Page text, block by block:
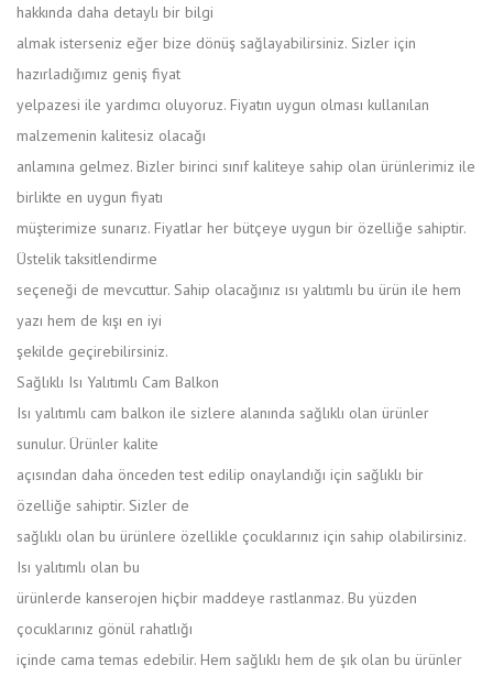
hakkında daha detaylı bir bilgi
almak isterseniz eğer bize dönüş sağlayabilirsiniz. Sizler için
hazırladığımız geniş fiyat
yelpazesi ile yardımcı oluyoruz. Fiyatın uygun olması kullanılan
malzemenin kalitesiz olacağı
anlamına gelmez. Bizler birinci sınıf kaliteye sahip olan ürünlerimiz ile
birlikte en uygun fiyatı
müşterimize sunarız. Fiyatlar her bütçeye uygun bir özelliğe sahiptir.
Üstelik taksitlendirme
seçeneği de mevcuttur. Sahip olacağınız ısı yalıtımlı bu ürün ile hem
yazı hem de kışı en iyi
şekilde geçirebilirsiniz.
Sağlıklı Isı Yalıtımlı Cam Balkon
Isı yalıtımlı cam balkon ile sizlere alanında sağlıklı olan ürünler
sunulur. Ürünler kalite
açısından daha önceden test edilip onaylandığı için sağlıklı bir
özelliğe sahiptir. Sizler de
sağlıklı olan bu ürünlere özellikle çocuklarınız için sahip olabilirsiniz.
Isı yalıtımlı olan bu
ürünlerde kanserojen hiçbir maddeye rastlanmaz. Bu yüzden
çocuklarınız gönül rahatlığı
içinde cama temas edebilir. Hem sağlıklı hem de şık olan bu ürünler